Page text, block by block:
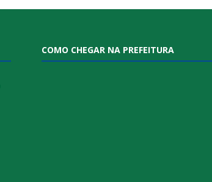
COMO CHEGAR NA PREFEITURA